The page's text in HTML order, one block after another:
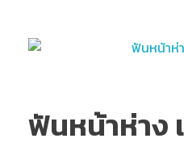
ฟันหน้าห่าง